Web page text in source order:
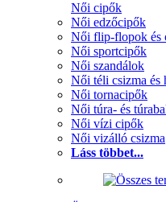
Női cipők
Női edzőcipők
Női flip-flopok és
Női sportcipők
Női szandálok
Női téli csizma és
Női tornacipők
Női túra- és
Női vízi cipők
Női vizálló csizma
Láss többet...